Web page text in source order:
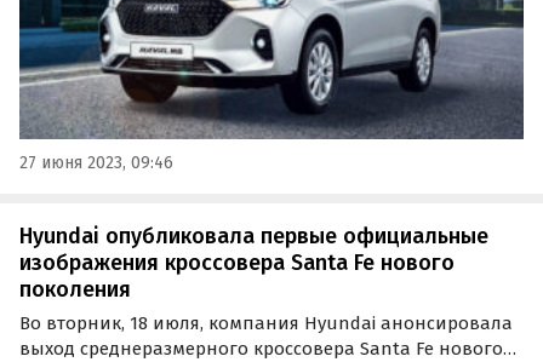
27 июня 2023, 09:46
Hyundai опубликовала первые официальные
изображения кроссовера Santa Fe нового
поколения
Во вторник, 18 июля, компания Hyundai анонсировала
выход среднеразмерного кроссовера Santa Fe нового